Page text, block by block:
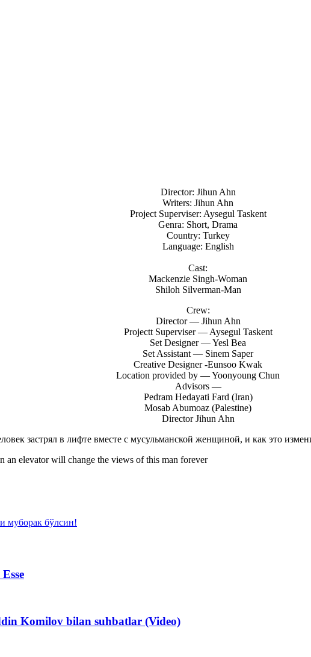
Director: Jihun Ahn
Writers: Jihun Ahn
Project Superviser: Aysegul Taskent
Genra: Short, Drama
Country: Turkey
Language: English
Cast:
Mackenzie Singh-Woman
Shiloh Silverman-Man
Crew:
Director — Jihun Ahn
Projectt Superviser — Aysegul Taskent
Set Designer — Yesl Bea
Set Assistant — Sinem Saper
Creative Designer -Eunsoo Kwak
Location provided by — Yoonyoung Chun
Advisors —
Pedram Hedayati Fard (Iran)
Mosab Abumoaz (Palestine)
Director Jihun Ahn
застрял в лифте вместе с мусульманской женщиной, и как это
elevator will change the views of this man forever
муборак бўлсин!
Komilov bilan suhbatlar (Video)